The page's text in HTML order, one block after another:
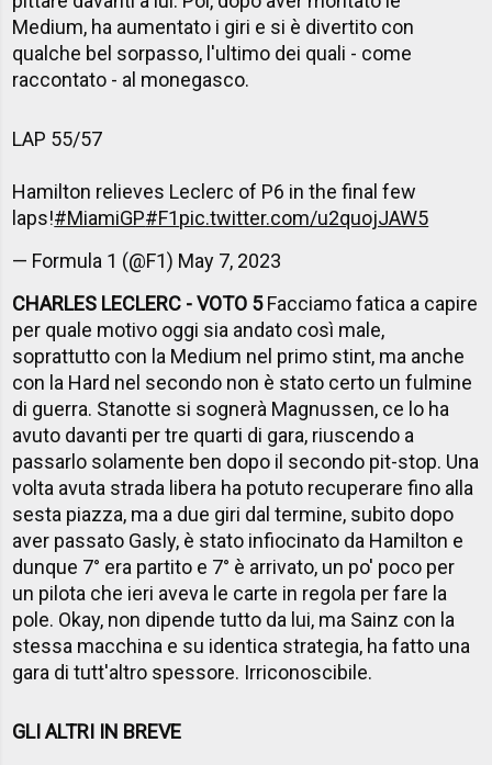
Medium, ha aumentato i giri e si è divertito con
qualche bel sorpasso, l'ultimo dei quali - come
raccontato - al monegasco.
LAP 55/57
Hamilton relieves Leclerc of P6 in the final few
laps!#MiamiGP#F1pic.twitter.com/u2quojJAW5
— Formula 1 (@F1) May 7, 2023
CHARLES LECLERC - VOTO 5Facciamo fatica a capire
per quale motivo oggi sia andato così male,
soprattutto con la Medium nel primo stint, ma anche
con la Hard nel secondo non è stato certo un fulmine
di guerra. Stanotte si sognerà Magnussen, ce lo ha
avuto davanti per tre quarti di gara, riuscendo a
passarlo solamente ben dopo il secondo pit-stop. Una
volta avuta strada libera ha potuto recuperare fino alla
sesta piazza, ma a due giri dal termine, subito dopo
aver passato Gasly, è stato infiocinato da Hamilton e
dunque 7° era partito e 7° è arrivato, un po' poco per
un pilota che ieri aveva le carte in regola per fare la
pole. Okay, non dipende tutto da lui, ma Sainz con la
stessa macchina e su identica strategia, ha fatto una
gara di tutt'altro spessore. Irriconoscibile.
GLI ALTRI IN BREVE